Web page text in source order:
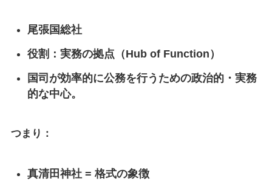
尾張国総社
役割：実務の拠点（Hub of Function）
国司が効率的に公務を行うための政治的・実務
的な中心。
つまり：
真清田神社 = 格式の象徴